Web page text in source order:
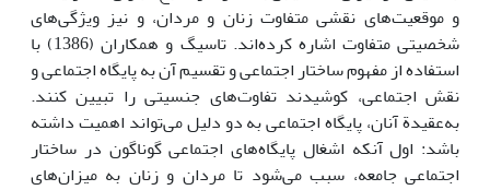
و موقعیت‌های نقشی متفاوت زنان و مردان، و نیز ویژگی‌های
شخصیتی متفاوت اشاره کرده‌اند. تاسیگ و همکاران (1386) با
استفاده از مفهوم ساختار اجتماعی و تقسیم آن به پایگاه اجتماعی و
نقش اجتماعی، کوشیدند تفاوت‌های جنسیتی را تبیین کنند.
به‌عقیدة آنان، پایگاه اجتماعی به دو دلیل می‌تواند اهمیت داشته
باشد: اول آنکه اشغال پایگاه‌های اجتماعی گوناگون در ساختار
اجتماعی جامعه، سبب می‌شود تا مردان و زنان به میزان‌های